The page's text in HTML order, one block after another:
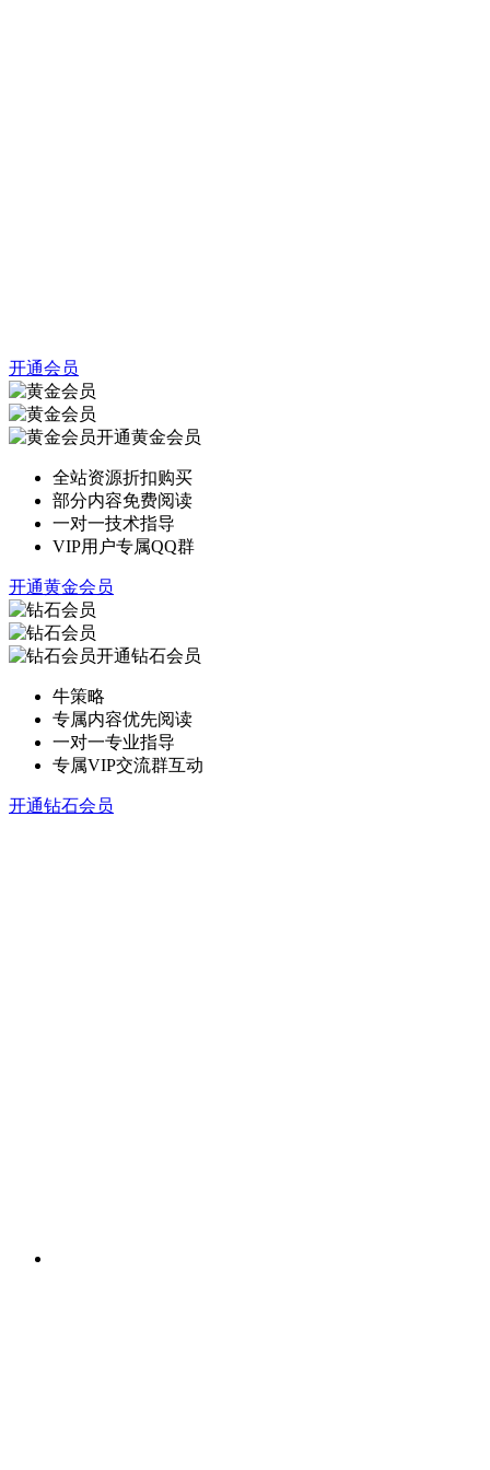
开通会员
开通黄金会员
全站资源折扣购买
部分内容免费阅读
一对一技术指导
VIP用户专属QQ群
开通黄金会员
开通钻石会员
牛策略
专属内容优先阅读
一对一专业指导
专属VIP交流群互动
开通钻石会员